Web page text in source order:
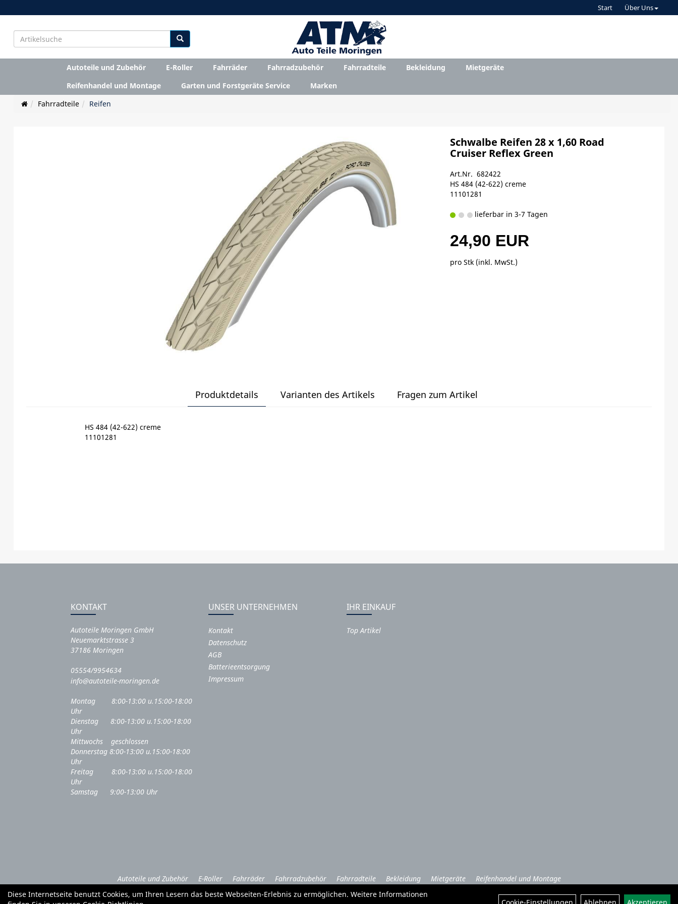
Start Über Uns
Autoteile und Zubehör E-Roller Fahrräder Fahrradzubehör Fahrradteile Bekleidung
Mietgeräte
Reifenhandel und Montage
Garten und Forstgeräte Service
Marken
Fahrradteile
Reifen
Schwalbe Reifen 28 x 1,60 Road
Cruiser Reflex Green
Art.Nr. 682422
HS 484 (42-622) creme
11101281
lieferbar in 3-7 Tagen
24,90 EUR
pro Stk (inkl. MwSt.)
Produktdetails Varianten des Artikels Fragen zum Artikel
HS 484 (42-622) creme
11101281
KONTAKT
Autoteile Moringen GmbH
Neuemarktstrasse 3
37186 Moringen
05554/9954634
info@autoteile-moringen.de
Montag 8:00-13:00 u.15:00-18:00
Uhr
Dienstag 8:00-13:00 u.15:00-18:00
Uhr
Mittwochs geschlossen
Donnerstag 8:00-13:00 u.15:00-18:00
Uhr
Freitag 8:00-13:00 u.15:00-18:00
Uhr
Samstag 9:00-13:00 Uhr
UNSER UNTERNEHMEN
Kontakt
Datenschutz
AGB
Batterieentsorgung
Impressum
IHR EINKAUF
Top Artikel
Autoteile und Zubehör E-Roller Fahrräder Fahrradzubehör Fahrradteile Bekleidung Mietgeräte
Reifenhandel und Montage
Garten und Forstgeräte Service
Diese Internetseite benutzt Cookies, um Ihren Lesern das beste Webseiten-Erlebnis zu ermöglichen. Weitere Informationen